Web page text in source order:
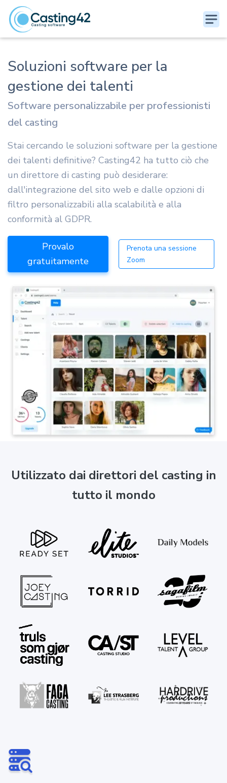
Soluzioni software per la
gestione dei talenti
Software personalizzabile per professionisti
del casting
Stai cercando le soluzioni software per la gestione
dei talenti definitive? Casting42 ha tutto ciò che
un direttore di casting può desiderare:
dall'integrazione del sito web e dalle opzioni di
filtro personalizzabili alla scalabilità e alla
conformità al GDPR.
Provalo
gratuitamente
Prenota una sessione
Zoom
Utilizzato dai direttori del casting in
tutto il mondo